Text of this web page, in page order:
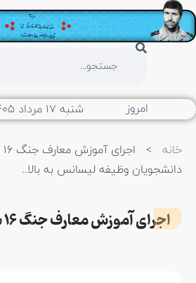
امروز شنبه ۱۷ مرداد ۱۴۰۵
خانه >
دانشجویان وظیفه لیسانس به بالا..